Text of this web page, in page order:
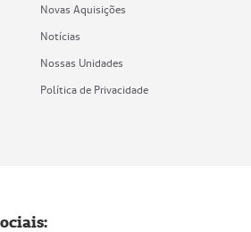
Novas Aquisições
Notícias
Nossas Unidades
Política de Privacidade